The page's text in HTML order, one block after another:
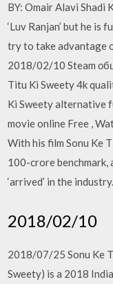
BY: Omair Alavi Shadi
‘Luv Ranjan’ but he
try to take advantage
2018/02/10 Steam
Titu Ki Sweety 4k
Ki Sweety alternative
movie online Free ,
With his film Sonu Ke
100-crore benchmark,
‘arrived’ in the
2018/02/10
2018/07/25 Sonu Ke
Sweety) is a 2018